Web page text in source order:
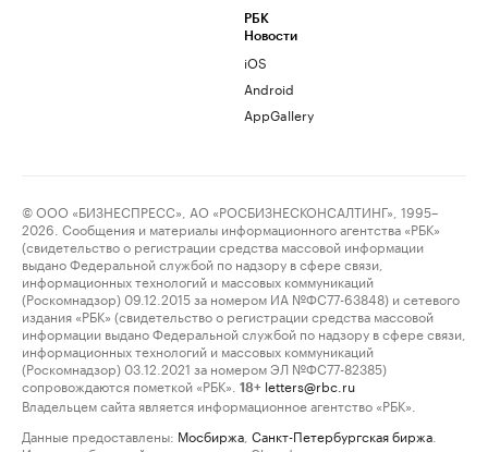
РБК
Новости
iOS
Android
AppGallery
© ООО «БИЗНЕСПРЕСС», АО «РОСБИЗНЕСКОНСАЛТИНГ», 1995–
2026. Сообщения и материалы информационного агентства «РБК»
(свидетельство о регистрации средства массовой информации
выдано Федеральной службой по надзору в сфере связи,
информационных технологий и массовых коммуникаций
(Роскомнадзор) 09.12.2015 за номером ИА №ФС77-63848) и сетевого
издания «РБК» (свидетельство о регистрации средства массовой
информации выдано Федеральной службой по надзору в сфере связи,
информационных технологий и массовых коммуникаций
(Роскомнадзор) 03.12.2021 за номером ЭЛ №ФС77-82385)
сопровождаются пометкой «РБК».
18+ letters@rbc.ru
Владельцем сайта является информационное агентство «РБК».
Данные предоставлены: Мосбиржа Санкт-Петербургская биржа